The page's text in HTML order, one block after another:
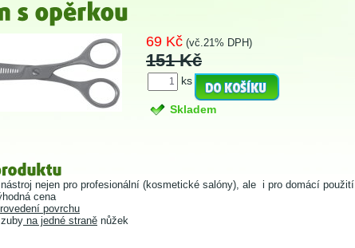
69 Kč (vč.21% DPH)
151 Kč
ks
Skladem
nejen pro profesionální (kosmetické salóny), ale i pro domácí použití.
cena
povrchu
na jedné straně nůžek